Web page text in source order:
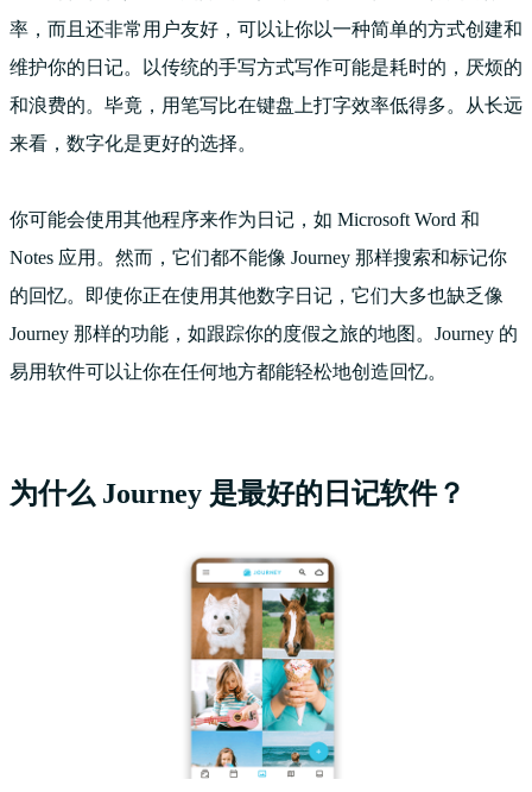
率，而且还非常用户友好，可以让你以一种简单的方式创建和
维护你的日记。以传统的手写方式写作可能是耗时的，厌烦的
和浪费的。毕竟，用笔写比在键盘上打字效率低得多。从长远
来看，数字化是更好的选择。
你可能会使用其他程序来作为日记，如 Microsoft Word 和
Notes 应用。然而，它们都不能像 Journey 那样搜索和标记你
的回忆。即使你正在使用其他数字日记，它们大多也缺乏像
Journey 那样的功能，如跟踪你的度假之旅的地图。Journey 的
易用软件可以让你在任何地方都能轻松地创造回忆。
为什么 Journey 是最好的日记软件？